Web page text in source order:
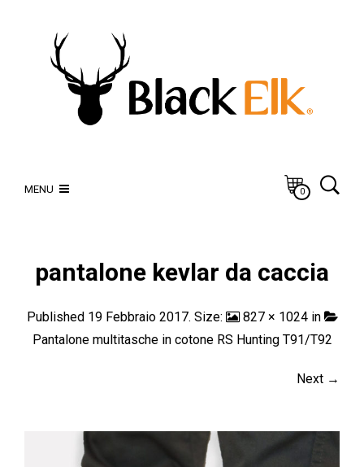
MENU 0
pantalone kevlar da caccia
Published 19 Febbraio 2017. Size: 827 × 1024in
Pantalone multitasche in cotone RS Hunting T91/T92
Next →